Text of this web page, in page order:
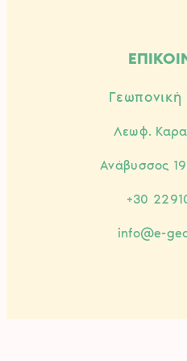
Γεωπονική
Λεωφ.
Ανάβυσσος
+30
info@e-